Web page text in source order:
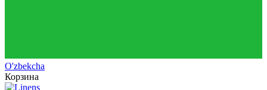
O'zbekcha
Корзина